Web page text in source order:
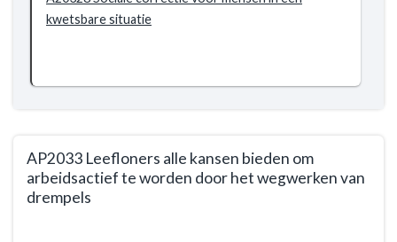
kwetsbare situatie
AP2033 Leefloners alle kansen bieden om
arbeidsactief te worden door het wegwerken van
drempels